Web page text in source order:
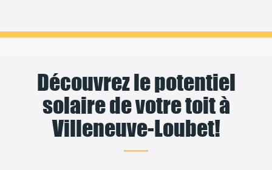
Découvrez le potentiel
solaire de votre toit à
Villeneuve-Loubet!